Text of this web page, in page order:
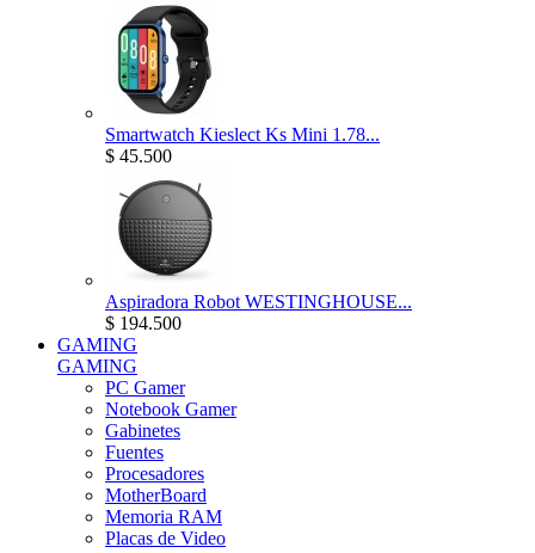
Smartwatch Kieslect Ks Mini 1.78...
$ 45.500
Aspiradora Robot WESTINGHOUSE...
$ 194.500
GAMING
GAMING
PC Gamer
Notebook Gamer
Gabinetes
Fuentes
Procesadores
MotherBoard
Memoria RAM
Placas de Video